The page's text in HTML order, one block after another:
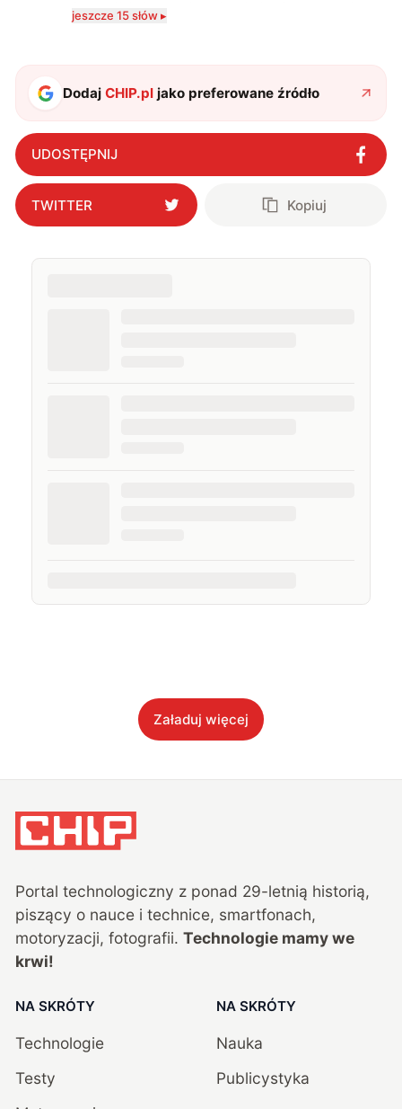
technologii a współczesną popkulturą. W wolnych
jeszcze 15 słów ▸
DodajCHIP.pl jako preferowane źródło
UDOSTĘPNIJ
TWITTER Kopiuj
Załaduj więcej
Portal technologiczny z ponad 29-letnią historią,
piszący o nauce i technice, smartfonach,
motoryzacji, fotografii. Technologie mamy we
krwi!
NA SKRÓTY
Technologie
Testy
NA SKRÓTY
Nauka
Publicystyka